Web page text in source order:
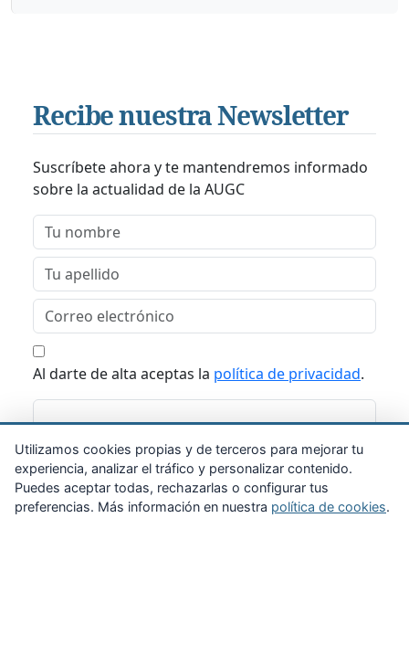
Recibe nuestra Newsletter
Suscríbete ahora y te mantendremos informado
sobre la actualidad de la AUGC
Al darte de alta aceptas la política de privacidad.
Suscribirme
Utilizamos cookies propias y de terceros para mejorar tu
experiencia, analizar el tráfico y personalizar contenido.
Puedes aceptar todas, rechazarlas o configurar tus
preferencias. Más información en nuestra política de cookies.